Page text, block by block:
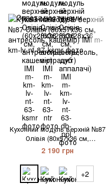
Кухонний модуль верхній №87
Олівія (80х57х36 см,
антресоль, кашемір) IMI
2 190 грн
+2